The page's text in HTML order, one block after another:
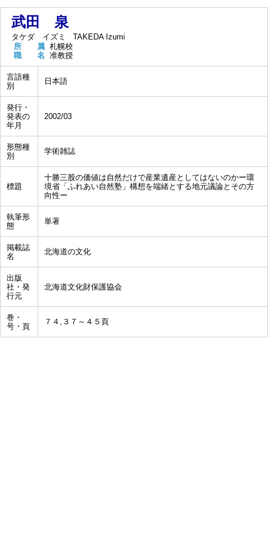
武田 泉
タケダ イズミ
TAKEDA Izumi
所 属 札幌校
職 名 准教授
言語種
別
日本語
発行・
発表の
年月
2002/03
形態種
別
学術雑誌
標題
十勝三股の価値は自然だけで産業遺産としてはないのかー環
境省「ふれあい自然塾」構想を端緒とする地元議論とその方
向性ー
執筆形
態
単著
掲載誌
名
北海道の文化
出版
社・発
行元
北海道文化財保護協会
巻・
号・頁
７４,３７～４５頁